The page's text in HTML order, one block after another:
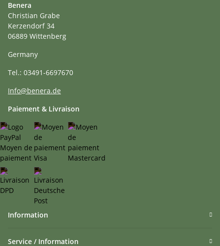
Benera
Christian Grabe
Kerzendorf 34
06889 Wittenberg
Germany
Tel.: 03491-6697670
Info@benera.de
Paiement & Livraison
Information
Service / Information